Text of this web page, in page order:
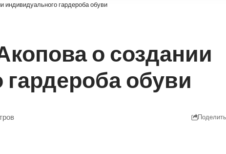
индивидуального гардероба обуви
о создании
обуви